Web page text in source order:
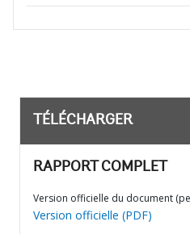
TÉLÉCHARGER
RAPPORT COMPLET
Version officielle du document
Version officielle (PDF)